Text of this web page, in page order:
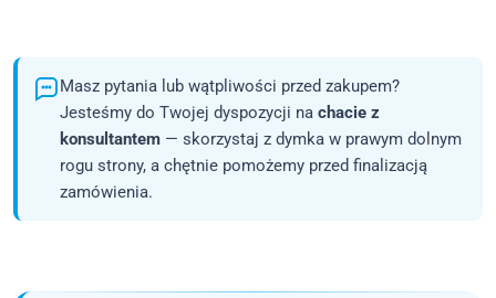
Masz pytania lub wątpliwości przed zakupem?
Jesteśmy do Twojej dyspozycji na chacie z
konsultantem — skorzystaj z dymka w prawym dolnym
rogu strony, a chętnie pomożemy przed finalizacją
zamówienia.